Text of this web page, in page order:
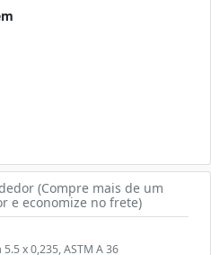
(Compre mais de um
e economize no frete)
x 0,235, ASTM A 36